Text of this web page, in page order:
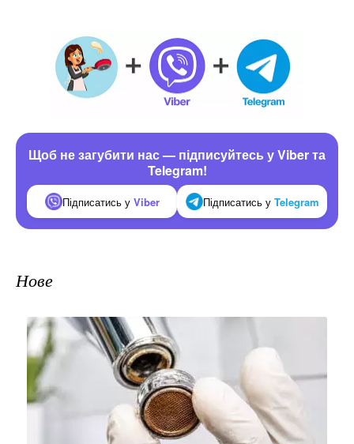
Щоб не загубити нас — підписуйтесь у Viber та
Telegram!
Підписатись у Viber Підписатись у Telegram
Нове